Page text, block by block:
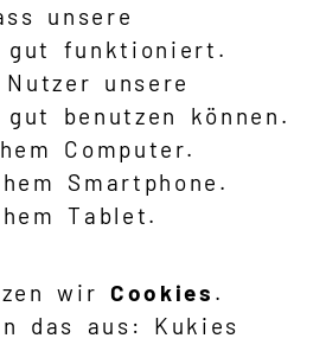
unsere
gut funktioniert.
unsere
benutzen können.
Computer.
Smartphone.
Tablet.
wir Cookies .
das aus: Kukies